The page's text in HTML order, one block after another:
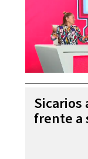
Sicarios
frente a